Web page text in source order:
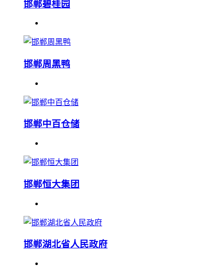
邯郸碧桂园
邯郸周黑鸭
邯郸中百仓储
邯郸恒大集团
邯郸湖北省人民政府